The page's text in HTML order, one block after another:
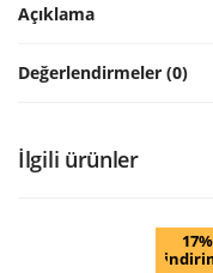
Açıklama
Değerlendirmeler (0)
İlgili ürünler
17%